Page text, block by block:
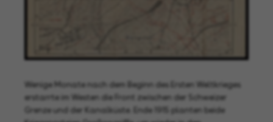
Wenige Monate nach dem Beginn des Ersten Weltkrieges
erstarrte im Westen die Front zwischen der Schweizer
Grenze und der Kanalküste. Ende 1915 planten beide